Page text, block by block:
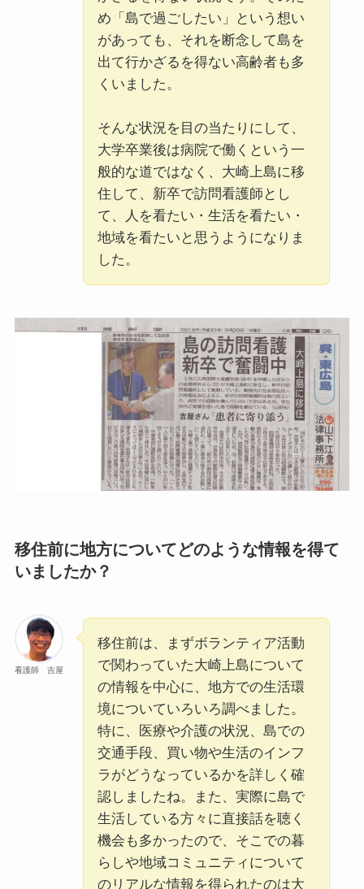
め「島で過ごしたい」という想い
があっても、それを断念して島を
出て行かざるを得ない高齢者も多
くいました。
そんな状況を目の当たりにして、
大学卒業後は病院で働くという一
般的な道ではなく、大崎上島に移
住して、新卒で訪問看護師とし
て、人を看たい・生活を看たい・
地域を看たいと思うようになりま
した。
移住前に地方についてどのような情報を得て
いましたか？
看護師 吉屋
移住前は、まずボランティア活動
で関わっていた大崎上島について
の情報を中心に、地方での生活環
境についていろいろ調べました。
特に、医療や介護の状況、島での
交通手段、買い物や生活のインフ
ラがどうなっているかを詳しく確
認しましたね。また、実際に島で
生活している方々に直接話を聴く
機会も多かったので、そこでの暮
らしや地域コミュニティについて
のリアルな情報を得られたのは大